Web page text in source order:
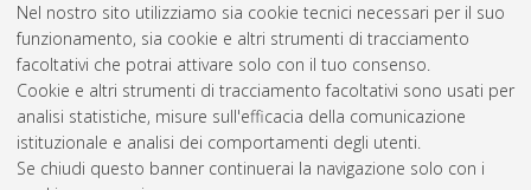
Nel nostro sito utilizziamo sia cookie tecnici necessari per il suo
funzionamento, sia cookie e altri strumenti di tracciamento
facoltativi che potrai attivare solo con il tuo consenso.
Cookie e altri strumenti di tracciamento facoltativi sono usati per
analisi statistiche, misure sull'efficacia della comunicazione
istituzionale e analisi dei comportamenti degli utenti.
Se chiudi questo banner continuerai la navigazione solo con i
riabilitazione cognitiva nella sclerosi multipla.[Laurea
magistrale], Università di Bologna, Corso di Studio in
Informatica [LM-DM270], Documento ad accesso riservato.
Questa lista e' stata generata ilThu Aug 6 12:13:47 2026
CEST